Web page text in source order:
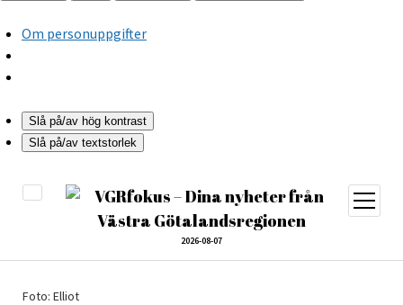
Om personuppgifter
Slå på/av hög kontrast
Slå på/av textstorlek
2026-08-07
öppna
meny
Foto: Elliot